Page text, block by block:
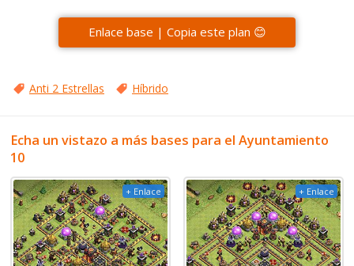
Enlace base | Copia este plan 😊
Anti 2 Estrellas Híbrido
Echa un vistazo a más bases para el Ayuntamiento
10
+ Enlace + Enlace